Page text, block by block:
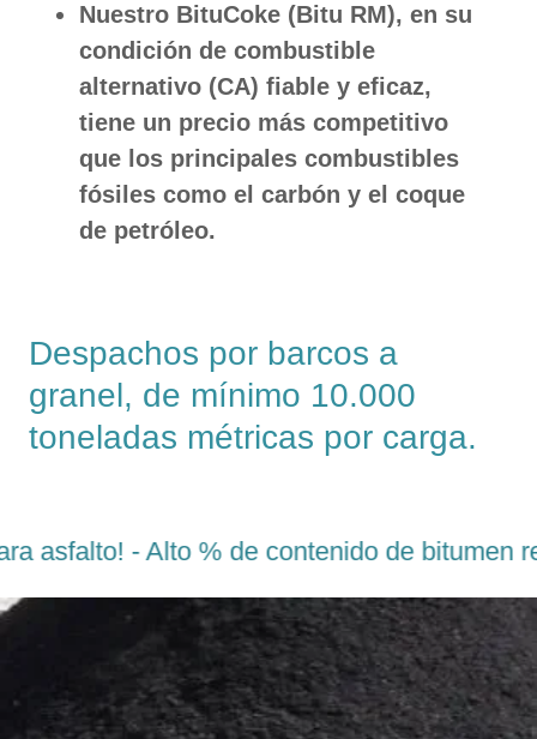
Nuestro BituCoke (Bitu RM), en su
condición de combustible
alternativo (CA) fiable y eficaz,
tiene un precio más competitivo
que los principales combustibles
fósiles como el carbón y el coque
de petróleo.
Despachos por barcos a
granel, de mínimo 10.000
toneladas métricas por carga.
- Alto % de contenido de bitumen